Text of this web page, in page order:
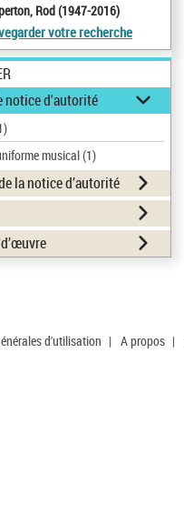
Rod (1947-2016)
votre recherche
notice d'autorité
musical(1)
la notice d’autorité
d'utilisation | A propos |